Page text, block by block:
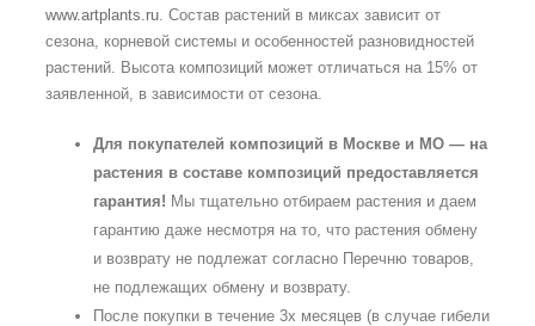
www.artplants.ru. Состав растений в миксах зависит от
сезона, корневой системы и особенностей разновидностей
растений. Высота композиций может отличаться на 15% от
заявленной, в зависимости от сезона.
Для покупателей композиций в Москве и МО — на
растения в составе композиций предоставляется
гарантия! Мы тщательно отбираем растения и даем
гарантию даже несмотря на то, что растения обмену
и возврату не подлежат согласно Перечню товаров,
не подлежащих обмену и возврату.
После покупки в течение 3х месяцев (в случае гибели